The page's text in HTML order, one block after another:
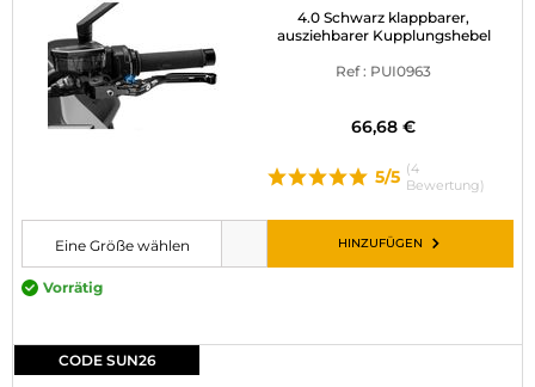
4.0 Schwarz klappbarer,
ausziehbarer Kupplungshebel
Ref : PUI0963
66,68 €
5/5 (4
Bewertung)
Bitte wählen Sie eine Größe, bevor Sie den Artikel in den Warenkorb
Eine Größe wählen
Vorrätig
HINZUFÜGEN
CODE SUN26